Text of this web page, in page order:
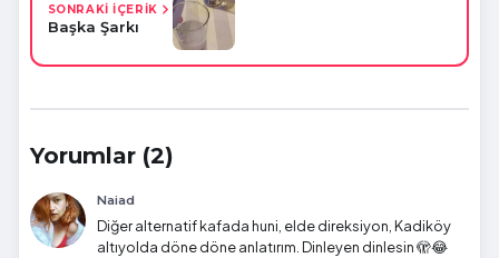
SONRAKİ İÇERİK
Başka Şarkı
Yorumlar (2)
Naiad
Diğer alternatif kafada huni, elde direksiyon, Kadiköy
altıyolda döne döne anlatırım. Dinleyen dinlesin 🫣😂